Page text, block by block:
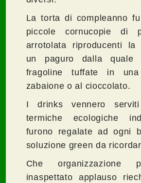
La torta di compleanno
piccole cornucopie di
arrotolata riproducenti la
un paguro dalla quale
fragoline tuffate in
zabaione o al cioccolato.
I drinks vennero
termiche ecologiche
furono regalate ad ogni
soluzione green da
Che organizzazione
inaspettato applauso